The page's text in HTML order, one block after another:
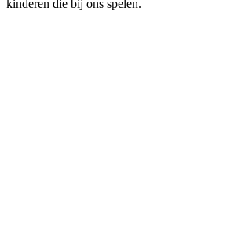
kinderen die bij ons spelen.